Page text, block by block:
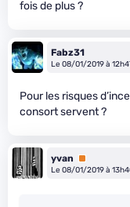
fois de plus ?
Fabz31
Le 08/01/2019 à
Pour les risques
consort servent ?
yvan
Premium
Le 08/01/2019 à